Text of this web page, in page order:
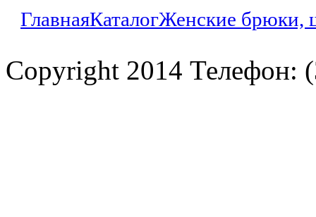
ГлавнаяКаталогЖенские брюки,
Copyright 2014 Телефон: